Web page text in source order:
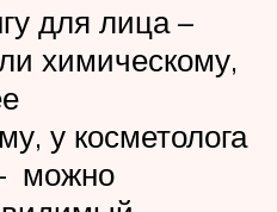
для лица –
химическому,
у косметолога
можно